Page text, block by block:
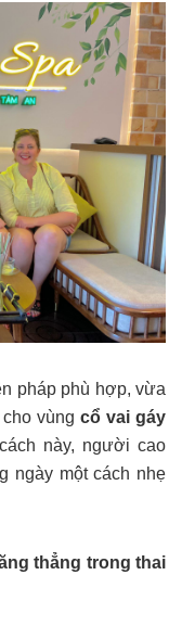
pháp phù hợp, vừa
vùng cổ vai gáy
này, người cao
ngày một cách nhẹ
thẳng trong thai